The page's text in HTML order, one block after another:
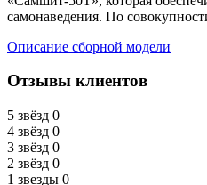
самонаведения. По
Описание сборной модели
Отзывы клиентов
5 звёзд 0
4 звёзд 0
3 звёзд 0
2 звёзд 0
1 звезды 0